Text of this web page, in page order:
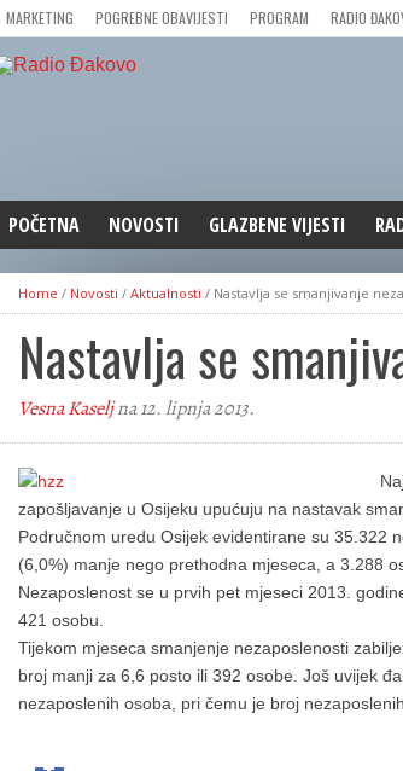
MARKETING POGREBNE OBAVIJESTI PROGRAM RADIO
POČETNA NOVOSTI
AKTUALNOSTI
CRNA KRONIKA
POLITIKA
ZANIMLJIVOSTI
GOSPODARSTVO
KULTURA
REPRIZE EMISIJA
GLAZBENE VIJESTI
Home / Novosti / Aktualnosti / Nastavlja se smanjivanje
Nastavlja se
Vesna Kaseljna 12. lipnja 2013.
zapošljavanje u Osijeku upućuju na nastavak
Područnom uredu Osijek evidentirane su 35.322
(6,0%) manje nego prethodna mjeseca, a 3.288
Nezaposlenost se u prvih pet mjeseci 2013.
421 osobu.
Tijekom mjeseca smanjenje nezaposlenosti
broj manji za 6,6 posto ili 392 osobe. Još uvijek
nezaposlenih osoba, pri čemu je broj